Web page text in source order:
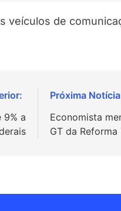
veículos de
9% a
Economista
GT da Reforma